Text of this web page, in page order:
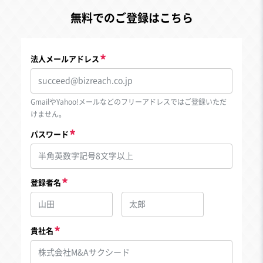
無料でのご登録はこちら
法人メールアドレス
GmailやYahoo!メールなどのフリーアドレスではご登録いただ
けません。
パスワード
登録者名
貴社名